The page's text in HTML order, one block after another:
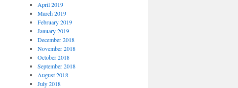
April 2019
March 2019
February 2019
January 2019
December 2018
November 2018
October 2018
September 2018
August 2018
July 2018